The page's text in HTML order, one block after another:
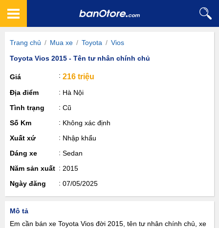
Trang chủ / Mua xe / Toyota / Vios
Toyota Vios 2015 - Tên tư nhân chính chủ
Giá 216 triệu
Địa điểm
Hà Nội
Tình trạng
Cũ
Số Km
Không xác định
Xuất xứ
Nhập khẩu
Dáng xe
Sedan
Năm sản xuất
2015
Ngày đăng
07/05/2025
Mô tả
Em cần bán xe Toyota Vios đời 2015, tên tư nhân chính chủ, xe